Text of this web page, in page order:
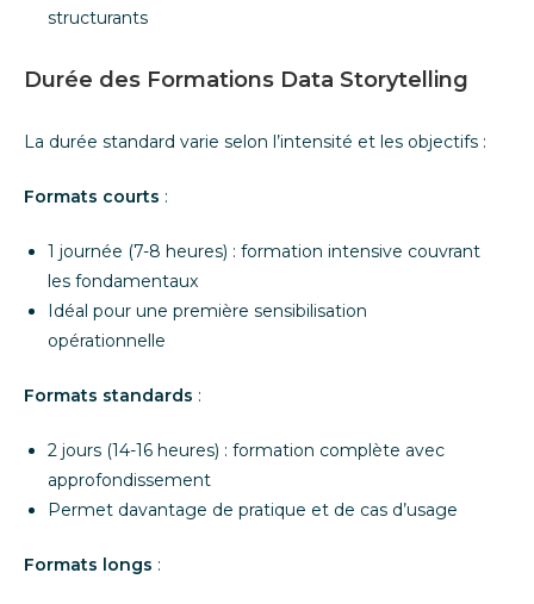
structurants
Durée des Formations Data Storytelling
La durée standard varie selon l’intensité et les objectifs :
Formats courts :
1 journée (7-8 heures) : formation intensive couvrant
les fondamentaux
Idéal pour une première sensibilisation
opérationnelle
Formats standards :
2 jours (14-16 heures) : formation complète avec
approfondissement
Permet davantage de pratique et de cas d’usage
Formats longs :